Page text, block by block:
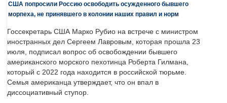
США попросили Россию освободить осужденного бывшего
морпеха, не принявшего в колонии наших правил и норм
Госсекретарь США Марко Рубио на встрече с министром
иностранных дел Сергеем Лавровым, которая прошла 23
июля, подписал вопрос об освобождении бывшего
американского морского пехотинца Роберта Гилмана,
который с 2022 года находится в российской тюрьме.
Семья американца утверждает, что он впал в
диссоциативный ступор.